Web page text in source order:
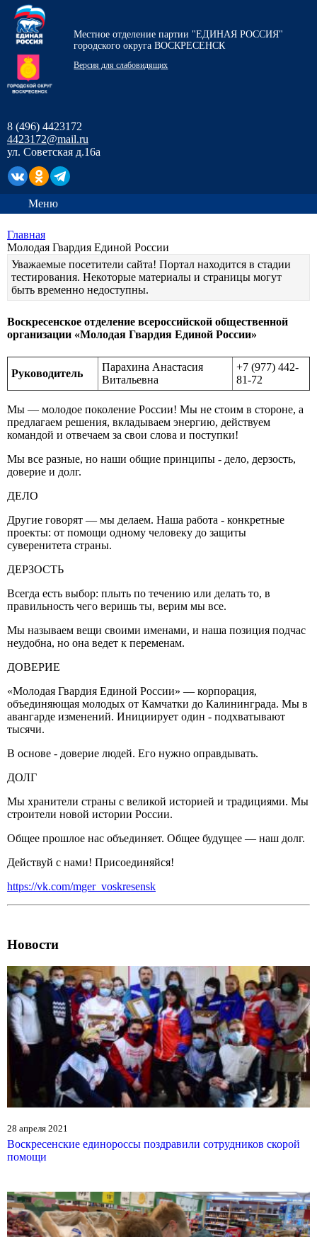
Местное отделение партии "ЕДИНАЯ РОССИЯ"
городского округа ВОСКРЕСЕНСК
Версия для слабовидящих
8 (496) 4423172
4423172@mail.ru
ул. Советская д.16а
Меню
Главная
Молодая Гвардия Единой России
Уважаемые посетители сайта! Портал находится в стадии
тестирования. Некоторые материалы и страницы могут
быть временно недоступны.
Воскресенское отделение всероссийской общественной
организации «Молодая Гвардия Единой России»
Руководитель
Парахина Анастасия
Витальевна
+7 (977) 442-
81-72
Мы — молодое поколение России! Мы не стоим в стороне, а
предлагаем решения, вкладываем энергию, действуем
командой и отвечаем за свои слова и поступки!
Мы все разные, но наши общие принципы - дело, дерзость,
доверие и долг.
ДЕЛО
Другие говорят — мы делаем. Наша работа - конкретные
проекты: от помощи одному человеку до защиты
суверенитета страны.
ДЕРЗОСТЬ
Всегда есть выбор: плыть по течению или делать то, в
правильность чего веришь ты, верим мы все.
Мы называем вещи своими именами, и наша позиция подчас
неудобна, но она ведет к переменам.
ДОВЕРИЕ
«Молодая Гвардия Единой России» — корпорация,
объединяющая молодых от Камчатки до Калининграда. Мы в
авангарде изменений. Инициирует один - подхватывают
тысячи.
В основе - доверие людей. Его нужно оправдывать.
ДОЛГ
Мы хранители страны с великой историей и традициями. Мы
строители новой истории России.
Общее прошлое нас объединяет. Общее будущее — наш долг.
Действуй с нами! Присоединяйся!
https://vk.com/mger_voskresensk
Новости
28 апреля 2021
Воскресенские единороссы поздравили сотрудников скорой
помощи